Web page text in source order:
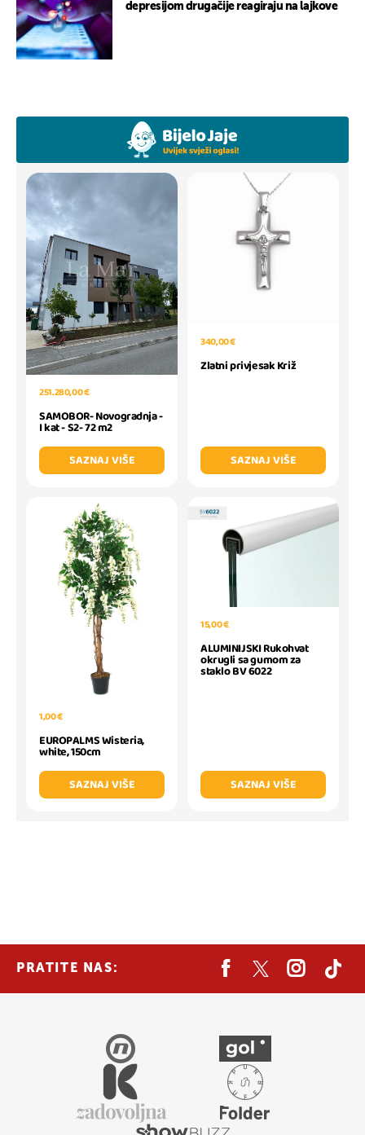
depresijom drugačije reagiraju na lajkove
251.280,00 €
SAMOBOR- Novogradnja -
I kat - S2- 72 m2
SAZNAJ VIŠE
340,00 €
Zlatni privjesak Križ
SAZNAJ VIŠE
1,00 €
EUROPALMS Wisteria,
white, 150cm
SAZNAJ VIŠE
15,00 €
ALUMINIJSKI Rukohvat
okrugli sa gumom za
staklo BV 6022
SAZNAJ VIŠE
PRATITE NAS: